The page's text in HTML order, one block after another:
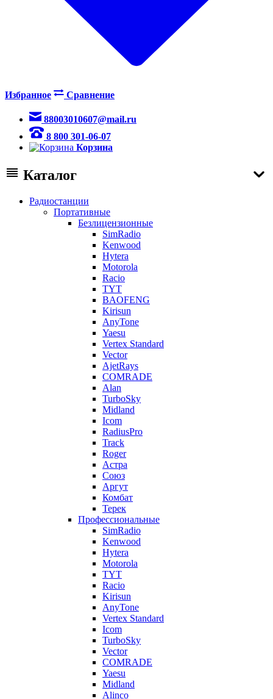
Избранное Сравнение
88003010607@mail.ru
8 800 301-06-07
Корзина
Каталог
Радиостанции
Портативные
Безлицензионные
SimRadio
Kenwood
Hytera
Motorola
Racio
TYT
BAOFENG
Kirisun
AnyTone
Yaesu
Vertex Standard
Vector
AjetRays
COMRADE
Alan
TurboSky
Midland
Icom
RadiusPro
Track
Roger
Астра
Союз
Аргут
Комбат
Терек
Профессиональные
SimRadio
Kenwood
Hytera
Motorola
TYT
Racio
Kirisun
AnyTone
Vertex Standard
Icom
TurboSky
Vector
COMRADE
Yaesu
Midland
Alinco